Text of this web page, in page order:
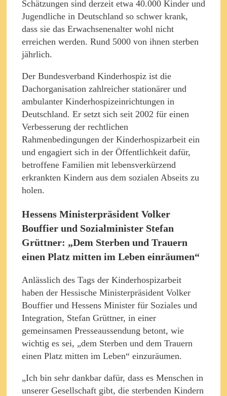
Schätzungen sind derzeit etwa 40.000 Kinder und
Jugendliche in Deutschland so schwer krank,
dass sie das Erwachsenenalter wohl nicht
erreichen werden. Rund 5000 von ihnen sterben
jährlich.
Der Bundesverband Kinderhospiz ist die
Dachorganisation zahlreicher stationärer und
ambulanter Kinderhospizeinrichtungen in
Deutschland. Er setzt sich seit 2002 für einen
Verbesserung der rechtlichen
Rahmenbedingungen der Kinderhospizarbeit ein
und engagiert sich in der Öffentlichkeit dafür,
betroffene Familien mit lebensverkürzend
erkrankten Kindern aus dem sozialen Abseits zu
holen.
Hessens Ministerpräsident Volker
Bouffier und Sozialminister Stefan
Grüttner: „Dem Sterben und Trauern
einen Platz mitten im Leben einräumen“
Anlässlich des Tags der Kinderhospizarbeit
haben der Hessische Ministerpräsident Volker
Bouffier und Hessens Minister für Soziales und
Integration, Stefan Grüttner, in einer
gemeinsamen Presseaussendung betont, wie
wichtig es sei, „dem Sterben und dem Trauern
einen Platz mitten im Leben“ einzuräumen.
„Ich bin sehr dankbar dafür, dass es Menschen in
unserer Gesellschaft gibt, die sterbenden Kindern